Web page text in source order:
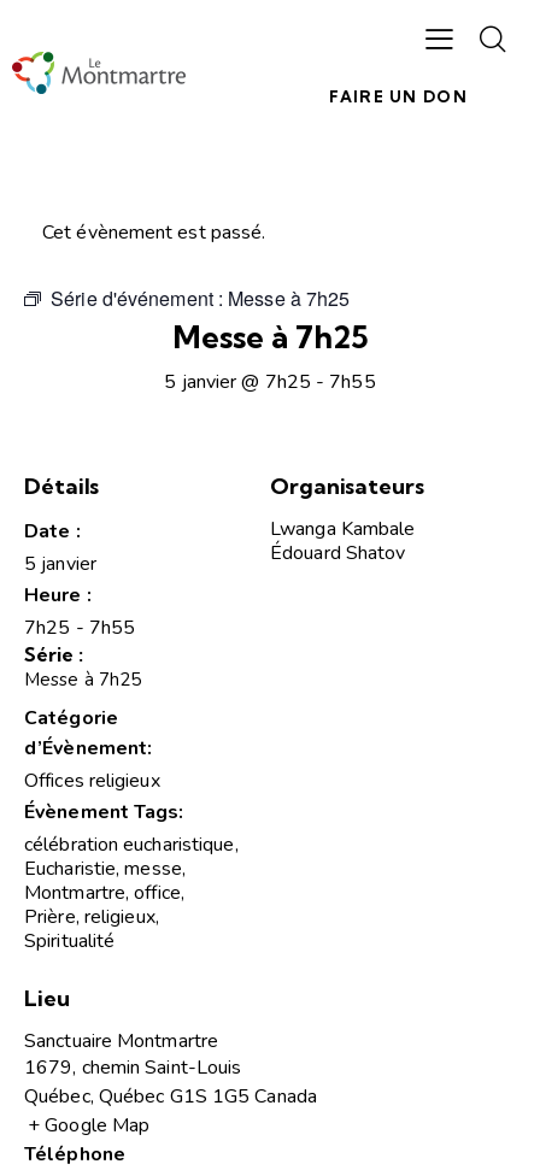
FAIRE UN DON
Cet évènement est passé.
Série d'événement : Messe à 7h25
Messe à 7h25
5 janvier @ 7h25 - 7h55
Détails
Date :
5 janvier
Heure :
7h25 - 7h55
Série :
Messe à 7h25
Catégorie
d’Évènement:
Offices religieux
Évènement Tags:
célébration eucharistique,
Eucharistie,messe,
Montmartre,office,
Prière, religieux,
Spiritualité
Organisateurs
Lwanga Kambale
Édouard Shatov
Lieu
Sanctuaire Montmartre
1679, chemin Saint-Louis
Québec, Québec G1S 1G5 Canada
+ Google Map
Téléphone